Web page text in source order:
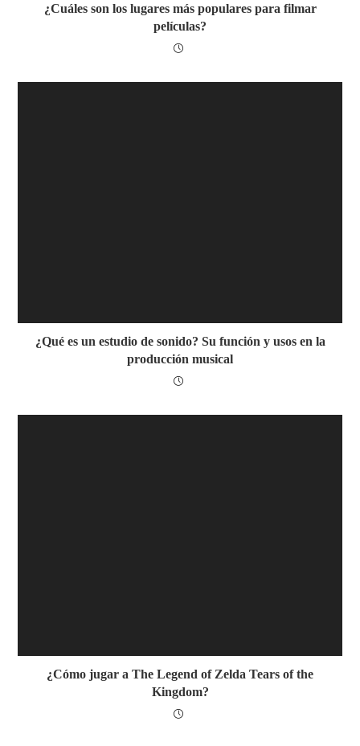
¿Cuáles son los lugares más populares para filmar
películas?
¿Qué es un estudio de sonido? Su función y usos en la
producción musical
¿Cómo jugar a The Legend of Zelda Tears of the
Kingdom?